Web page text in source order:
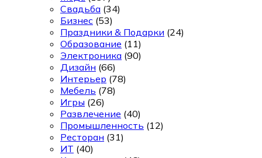
Свадьба (34)
Бизнес (53)
Праздники & Подарки (24)
Образование (11)
Электроника (90)
Дизайн (66)
Интерьер (78)
Мебель (78)
Игры (26)
Развлечение (40)
Промышленность (12)
Ресторан (31)
ИТ (40)